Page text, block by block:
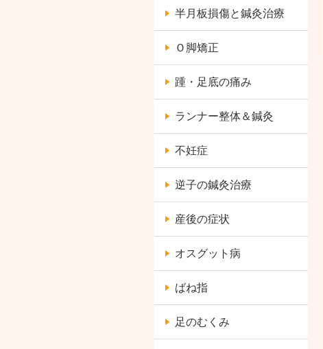
半月板損傷と鍼灸治療
Ｏ脚矯正
踵・足底の痛み
ランナー整体＆鍼灸
不妊症
逆子の鍼灸治療
産後の症状
オスグット病
ばね指
足のむくみ